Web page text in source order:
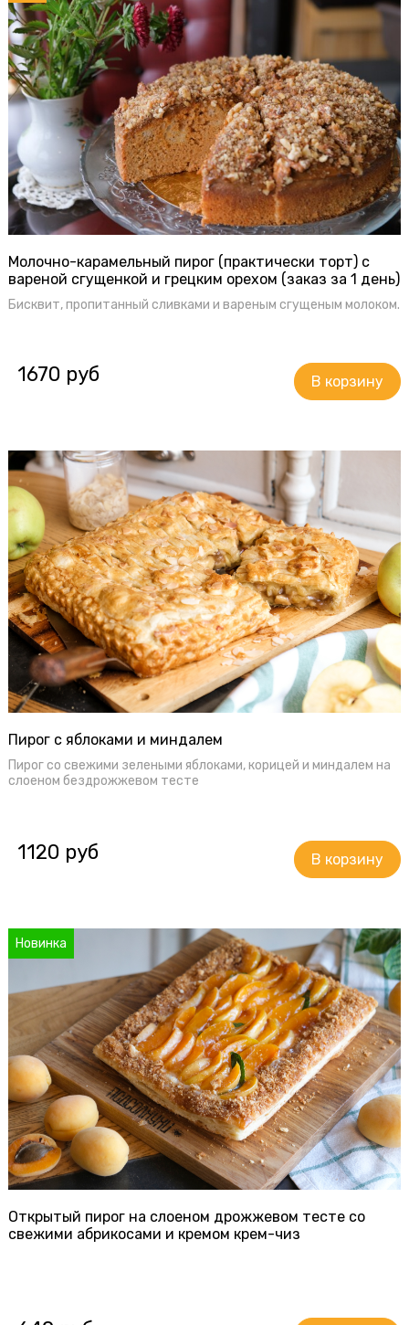
Молочно-карамельный пирог (практически торт) с
вареной сгущенкой и грецким орехом (заказ за 1 день)
Бисквит, пропитанный сливками и вареным сгущеным молоком.
1670 руб
Пирог с яблоками и миндалем
Пирог со свежими зелеными яблоками, корицей и миндалем на
слоеном бездрожжевом тесте
1120 руб
Новинка
Открытый пирог на слоеном дрожжевом тесте со
свежими абрикосами и кремом крем-чиз